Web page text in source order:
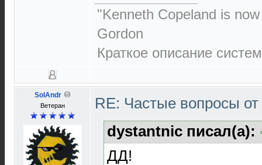
"Kenneth Copeland is
Gordon
Краткое описание
SolAndr
Ветеран
RE: Частые вопросы
dystantnic писал(а):
ДД!